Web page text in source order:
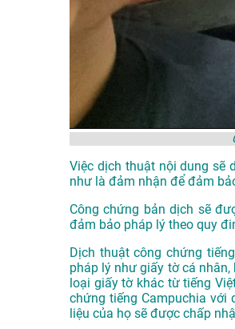
Việc dịch thuật nội dung sẽ
như là đảm nhận để đảm
Công chứng bản dịch sẽ
đảm bảo pháp lý theo quy
Dịch thuật công chứng
pháp lý như giấy tờ cá
loại giấy tờ khác từ tiếng
chứng tiếng Campuchia với
liệu của họ sẽ được chấp